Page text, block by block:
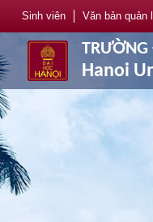
Sinh viên Văn bản quản
Hanoi